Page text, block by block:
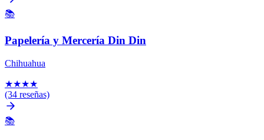
📚
Papelería y Mercería Din Din
Chihuahua
★★★★
(34 reseñas)
📚